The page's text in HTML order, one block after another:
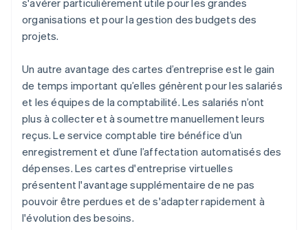
s'avérer particulièrement utile pour les grandes
organisations et pour la gestion des budgets des
projets.
Un autre avantage des cartes d’entreprise est le gain
de temps important qu’elles génèrent pour les salariés
et les équipes de la comptabilité. Les salariés n’ont
plus à collecter et à soumettre manuellement leurs
reçus. Le service comptable tire bénéfice d’un
enregistrement et d’une l’affectation automatisés des
dépenses. Les cartes d'entreprise virtuelles
présentent l'avantage supplémentaire de ne pas
pouvoir être perdues et de s'adapter rapidement à
l'évolution des besoins.